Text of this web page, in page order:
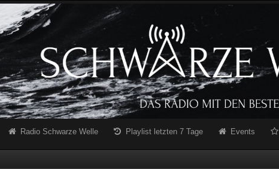
Radio Schwarze Welle Playlist letzten 7 Tage Events